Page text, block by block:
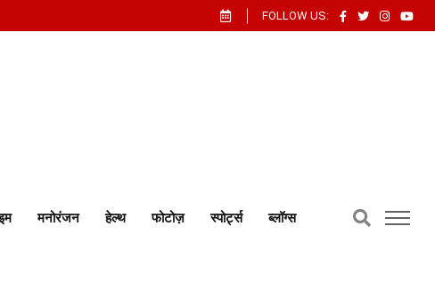
FOLLOW US:
मनोरंजन हेल्थ फोटोज़ स्पोर्ट्स ब्लॉग्स